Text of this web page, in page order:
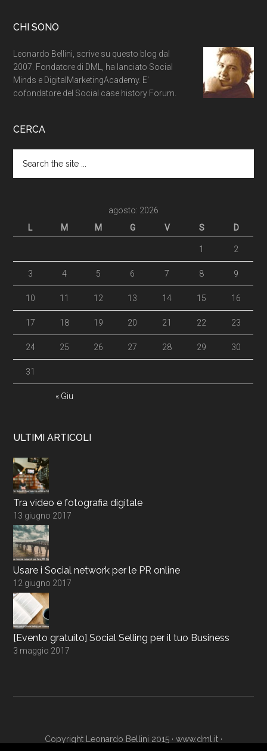
CHI SONO
Leonardo Bellini, scrive su questo blog dal
2007. Fondatore di DML, ha lanciato Social
Minds e DigitalMarketingAcademy. E'
cofondatore del Social case history Forum.
CERCA
agosto: 2026
L
M M G V S D
« Giu
1 2
3 4 5 6 7 8 9
10 11 12 13 14 15 16
17 18 19 20 21 22 23
24 25 26 27 28 29 30
31
ULTIMI ARTICOLI
Tra video e fotografia digitale
13 giugno 2017
Usare i Social network per le PR online
12 giugno 2017
[Evento gratuito] Social Selling per il tuo Business
3 maggio 2017
Copyright Leonardo Bellini 2015 · www.dml.it ·